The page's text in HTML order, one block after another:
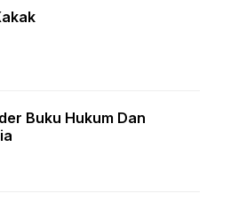
Buku Hukum Dan